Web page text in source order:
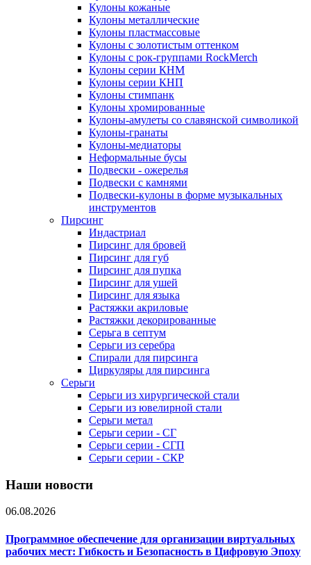
Кулоны кожаные
Кулоны металлические
Кулоны пластмассовые
Кулоны с золотистым оттенком
Кулоны с рок-группами RockMerch
Кулоны серии КНМ
Кулоны серии КНП
Кулоны стимпанк
Кулоны хромированные
Кулоны-амулеты со славянской символикой
Кулоны-гранаты
Кулоны-медиаторы
Неформальные бусы
Подвески - ожерелья
Подвески с камнями
Подвески-кулоны в форме музыкальных
инструментов
Пирсинг
Индастриал
Пирсинг для бровей
Пирсинг для губ
Пирсинг для пупка
Пирсинг для ушей
Пирсинг для языка
Растяжки акриловые
Растяжки декорированные
Серьга в септум
Серьги из серебра
Спирали для пирсинга
Циркуляры для пирсинга
Серьги
Серьги из хирургической стали
Серьги из ювелирной стали
Серьги метал
Серьги серии - СГ
Серьги серии - СГП
Серьги серии - СКР
Наши новости
06.08.2026
Программное обеспечение для организации виртуальных
рабочих мест: Гибкость и Безопасность в Цифровую Эпоху